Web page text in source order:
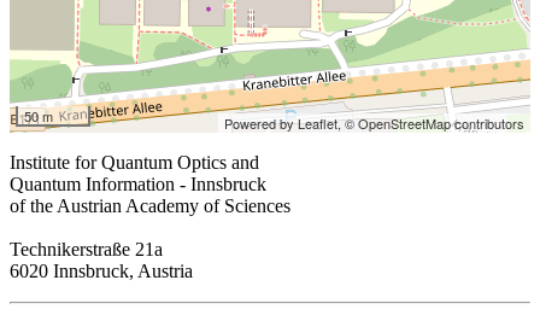
50 m Powered by Leaflet,© OpenStreetMap contributors
Institute for Quantum Optics and
Quantum Information - Innsbruck
of the Austrian Academy of Sciences
Technikerstraße 21a
6020 Innsbruck, Austria